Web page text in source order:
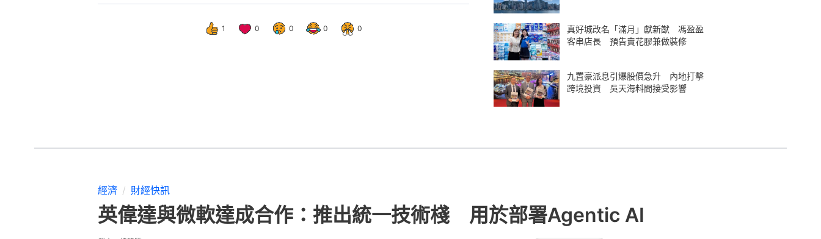
1 0 0 0 0
真好城改名「滿月」獻新猷 馮盈盈
客串店長 預告賣花膠兼做裝修
九置豪派息引爆股價急升 內地打擊
跨境投資 吳天海料間接受影響
經濟 財經快訊
英偉達與微軟達成合作：推出統一技術棧 用於部署Agentic AI